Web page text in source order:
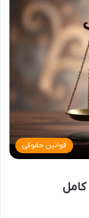
قوانین حقوقی
کامل